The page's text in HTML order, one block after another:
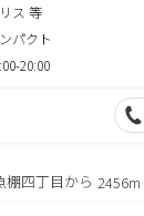
ス 等
パクト
20:00
四丁目から 2456m